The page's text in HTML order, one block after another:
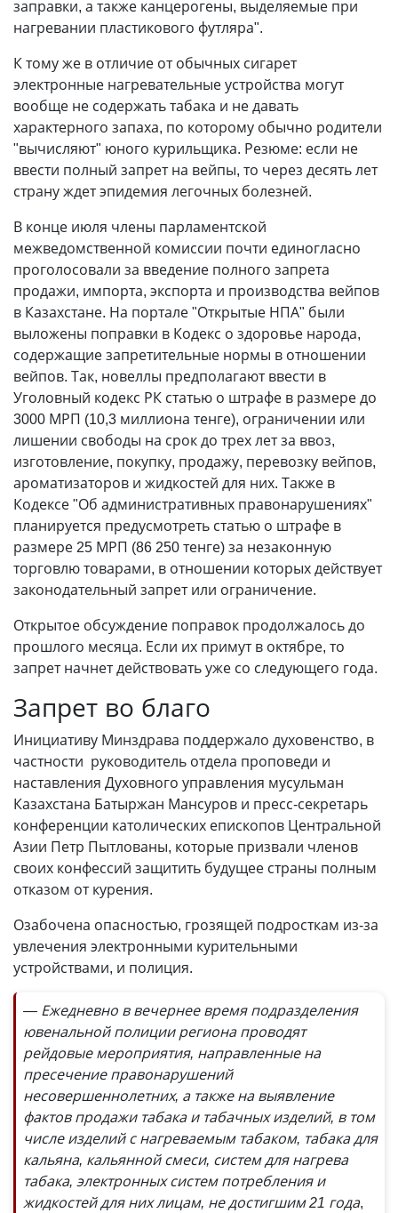
заправки, а также канцерогены, выделяемые при
нагревании пластикового футляра".
К тому же в отличие от обычных сигарет
электронные нагревательные устройства могут
вообще не содержать табака и не давать
характерного запаха, по которому обычно родители
"вычисляют" юного курильщика. Резюме: если не
ввести полный запрет на вейпы, то через десять лет
страну ждет эпидемия легочных болезней.
В конце июля члены парламентской
межведомственной комиссии почти единогласно
проголосовали за введение полного запрета
продажи, импорта, экспорта и производства вейпов
в Казахстане. На портале "Открытые НПА" были
выложены поправки в Кодекс о здоровье народа,
содержащие запретительные нормы в отношении
вейпов. Так, новеллы предполагают ввести в
Уголовный кодекс РК статью о штрафе в размере до
3000 МРП (10,3 миллиона тенге), ограничении или
лишении свободы на срок до трех лет за ввоз,
изготовление, покупку, продажу, перевозку вейпов,
ароматизаторов и жидкостей для них. Также в
Кодексе "Об административных правонарушениях"
планируется предусмотреть статью о штрафе в
размере 25 МРП (86 250 тенге) за незаконную
торговлю товарами, в отношении которых действует
законодательный запрет или ограничение.
Открытое обсуждение поправок продолжалось до
прошлого месяца. Если их примут в октябре, то
запрет начнет действовать уже со следующего года.
Запрет во благо
Инициативу Минздрава поддержало духовенство, в
частности руководитель отдела проповеди и
наставления Духовного управления мусульман
Казахстана Батыржан Мансуров и пресс-секретарь
конференции католических епископов Центральной
Азии Петр Пытлованы, которые призвали членов
своих конфессий защитить будущее страны полным
отказом от курения.
Озабочена опасностью, грозящей подросткам из-за
увлечения электронными курительными
устройствами, и полиция.
— Ежедневно в вечернее время подразделения
ювенальной полиции региона проводят
рейдовые мероприятия, направленные на
пресечение правонарушений
несовершеннолетних, а также на выявление
фактов продажи табака и табачных изделий, в том
числе изделий с нагреваемым табаком, табака для
кальяна, каль­янной смеси, систем для нагрева
табака, электронных систем потребления и
жидкостей для них лицам, не достигшим 21 года,